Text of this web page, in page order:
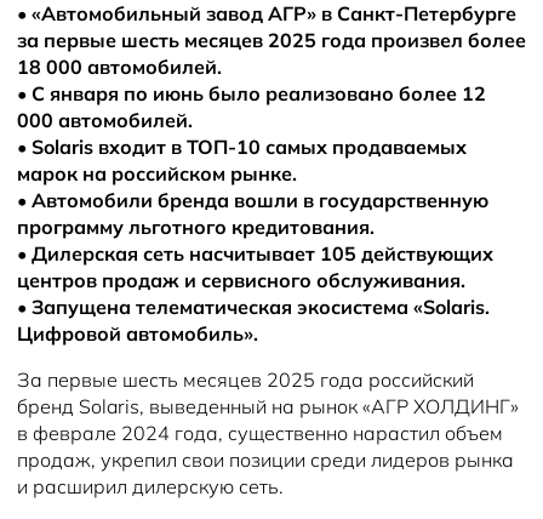
• «Автомобильный завод АГР» в Санкт-Петербурге
за первые шесть месяцев 2025 года произвел более
18 000 автомобилей.
• С января по июнь было реализовано более 12
000 автомобилей.
• Solaris входит в ТОП-10 самых продаваемых
марок на российском рынке.
• Автомобили бренда вошли в государственную
программу льготного кредитования.
• Дилерская сеть насчитывает 105 действующих
центров продаж и сервисного обслуживания.
• Запущена телематическая экосистема «Solaris.
Цифровой автомобиль».
За первые шесть месяцев 2025 года российский
бренд Solaris, выведенный на рынок «АГР ХОЛДИНГ»
в феврале 2024 года, существенно нарастил объем
продаж, укрепил свои позиции среди лидеров рынка
и расширил дилерскую сеть.